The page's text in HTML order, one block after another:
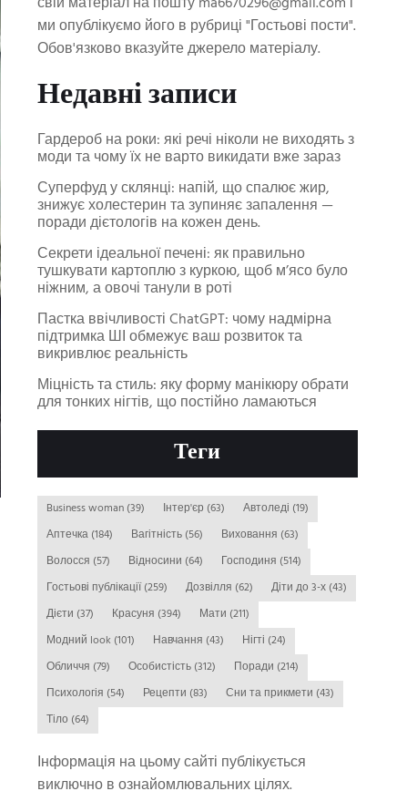
ми опублікуємо його в рубриці "Гостьові пости".
Обов'язково вказуйте джерело матеріалу.
Недавні записи
Гардероб на роки: які речі ніколи не виходять з
моди та чому їх не варто викидати вже зараз
Суперфуд у склянці: напій, що спалює жир,
знижує холестерин та зупиняє запалення —
поради дієтологів на кожен день.
Секрети ідеальної печені: як правильно
тушкувати картоплю з куркою, щоб м’ясо було
ніжним, а овочі танули в роті
Пастка ввічливості ChatGPT: чому надмірна
підтримка ШІ обмежує ваш розвиток та
викривлює реальність
Міцність та стиль: яку форму манікюру обрати
для тонких нігтів, що постійно ламаються
Теги
Business woman(39) Інтер'єр (63) Автоледі (19)
Аптечка(184) Вагітність(56) Виховання (63)
Волосся (57) Відносини (64) Господиня (514)
Гостьові публікації(259) Дозвілля (62) Діти до 3-х(43)
Дієти (37) Красуня (394) Мати (211)
Модний look (101) Навчання (43) Нігті (24)
Обличчя (79) Особистість(312) Поради (214)
Психологія (54) Рецепти (83) Сни та прикмети (43)
Тіло (64)
Інформація на цьому сайті публікується
виключно в ознайомлювальних цілях.